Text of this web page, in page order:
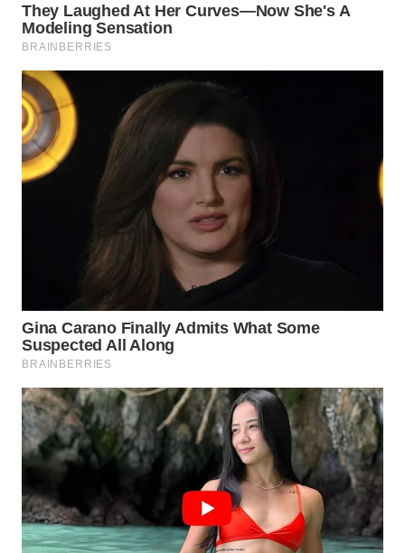
WN
WN
LABUHANBATU
WN
WN
TEBING
TINGGI
WN
PAKPAK
WN
KARAWANG
WN